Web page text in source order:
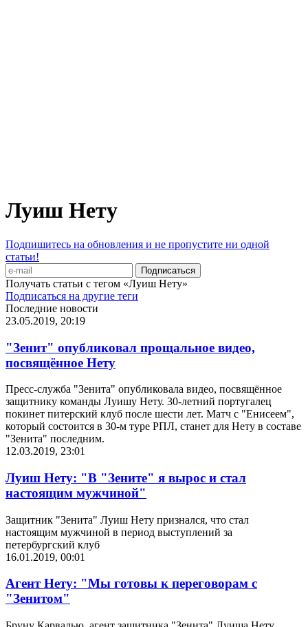
Луиш Нету
Подпишитесь на обновления и не пропустите ни одной
статьи!
Получать статьи с тегом «Луиш Нету»
Подписаться на другие теги
Последние новости
23.05.2019, 20:19
"Зенит" опубликовал прощальное видео,
посвящённое Нету
Пресс-служба "Зенита" опубликовала видео, посвящённое
защитнику команды Луишу Нету. 30-летний португалец
покинет питерский клуб после шести лет. Матч с "Енисеем",
который состоится в 30-м туре РПЛ, станет для Нету в составе
"Зенита" последним.
12.03.2019, 23:01
Луиш Нету: "В "Зените" я вырос и стал
настоящим мужчиной"
Защитник "Зенита" Луиш Нету признался, что стал
настоящим мужчиной в период выступлений за
петербургский клуб
16.01.2019, 00:01
Агент Нету: "Мы готовы к переговорам с
"Зенитом"